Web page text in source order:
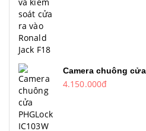
Camera chuông
4.150.000đ